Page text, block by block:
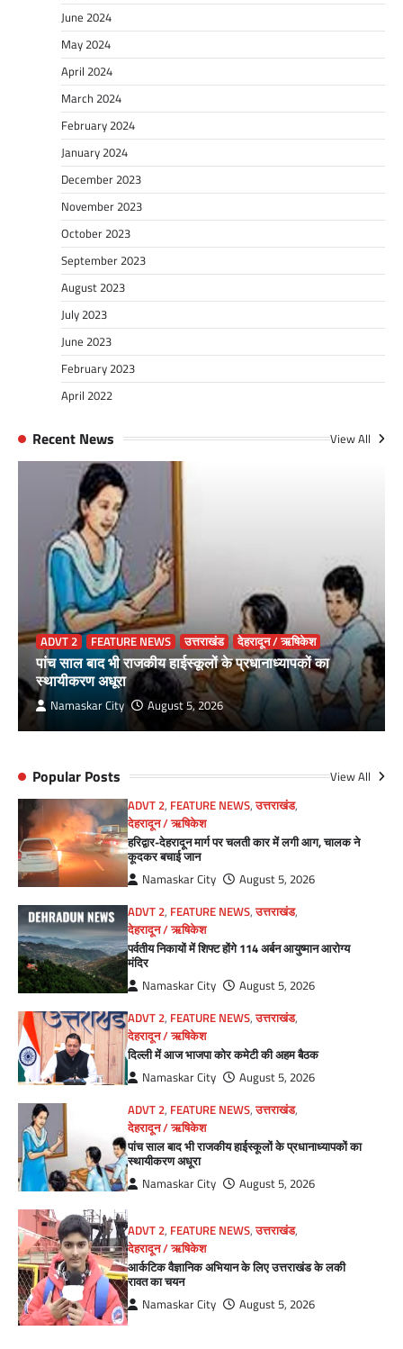
June 2024
May 2024
April 2024
March 2024
February 2024
January 2024
December 2023
November 2023
October 2023
September 2023
August 2023
July 2023
June 2023
February 2023
April 2022
Recent News View All
ADVT 2 FEATURE NEWS उत्तराखंड देहरादून / ऋषिकेश
पांच साल बाद भी राजकीय हाईस्कूलों के प्रधानाध्यापकों का
स्थायीकरण अधूरा
Namaskar City August 5, 2026
Popular Posts View All
ADVT 2, FEATURE NEWS,उत्तराखंड,
देहरादून / ऋषिकेश
हरिद्वार-देहरादून मार्ग पर चलती कार में लगी आग, चालक ने
कूदकर बचाई जान
Namaskar City
August 5, 2026
ADVT 2, FEATURE NEWS,उत्तराखंड,
देहरादून / ऋषिकेश
पर्वतीय निकायों में शिफ्ट होंगे 114 अर्बन आयुष्मान आरोग्य
मंदिर
Namaskar City
August 5, 2026
ADVT 2, FEATURE NEWS,उत्तराखंड,
देहरादून / ऋषिकेश
दिल्ली में आज भाजपा कोर कमेटी की अहम बैठक
Namaskar City
August 5, 2026
ADVT 2, FEATURE NEWS,उत्तराखंड,
देहरादून / ऋषिकेश
पांच साल बाद भी राजकीय हाईस्कूलों के प्रधानाध्यापकों का
स्थायीकरण अधूरा
Namaskar City August 5, 2026
ADVT 2, FEATURE NEWS,उत्तराखंड,
देहरादून / ऋषिकेश
आर्कटिक वैज्ञानिक अभियान के लिए उत्तराखंड के लकी
रावत का चयन
Namaskar City August 5, 2026